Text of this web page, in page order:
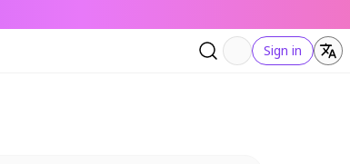
Sign in